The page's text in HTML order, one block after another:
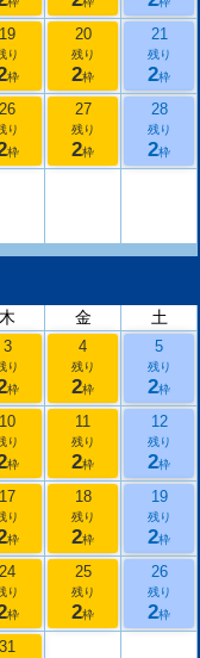
19
り
枠
20
残り
2枠
21
残り
2枠
26
り
枠
27
残り
2枠
28
残り
2枠
木 金 土
3
り
枠
4
残り
2枠
5
残り
2枠
10
り
枠
11
残り
2枠
12
残り
2枠
17
り
枠
18
残り
2枠
19
残り
2枠
24
り
枠
25
残り
2枠
26
残り
2枠
31